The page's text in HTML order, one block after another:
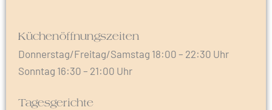
Küchenöffnungszeiten
Donnerstag/Freitag/Samstag 18:00 – 22:30 Uhr
Sonntag 16:30 – 21:00 Uhr
Tagesgerichte